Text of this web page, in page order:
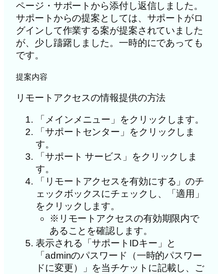
ページ・サポートから添付し返信しました。
サポートからの提案としては、サポートがロ
グインして作業する案が提案されていました
が、少し躊躇しました。一時的にであっても
です。
提案内容
リモートアクセスの情報提供の方法
「メインメニュー」をクリックします。
「サポートセンター」をクリックしま
す。
「サポート サービス」をクリックしま
す。
「リモートアクセスを有効にする」のチ
ェックボックスにチェックし、「適用」
をクリックします。
※リモートアクセスの有効期限内で
あることを確認します。
表示される「サポートIDキー」と
「adminのパスワード（一時的パスワー
ドに変更）」を当チケットに記載し、ご